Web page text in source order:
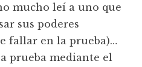
mucho leí a uno que
sus poderes
fallar en la prueba)…
prueba mediante el